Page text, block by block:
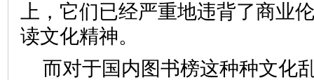
上，它们已经严重地违背了商业
读文化精神。
而对于国内图书榜这种种文化